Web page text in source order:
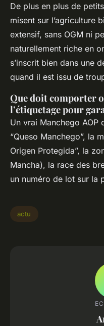
De plus en plus de
misent sur l’agriculture
extensif, sans OGM ni
naturellement riche en
s’inscrit bien dans une
quand il est issu de
Que doit comporter
l’étiquetage pour
Un vrai Manchego AOP
“Queso Manchego”, la
Origen Protegida”, la
Mancha), la race des
un numéro de lot sur la
actu